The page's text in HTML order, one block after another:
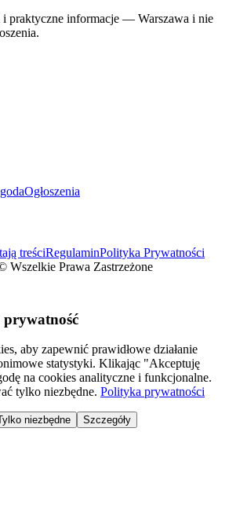
praktyczne informacje — Warszawa i nie
Ogłoszenia
treściRegulaminPolityka Prywatności
Wszelkie Prawa Zastrzeżone
aby zapewnić prawidłowe działanie
statystyki. Klikając "Akceptuję
na cookies analityczne i funkcjonalne.
tylko niezbędne. Polityka prywatności
niezbędne Szczegóły